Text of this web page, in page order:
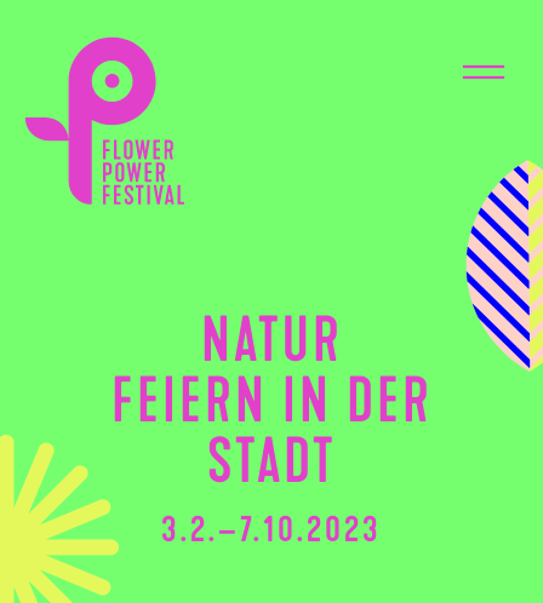
NATUR
FEIERN IN DER
STADT
3.2.–7.10.2023